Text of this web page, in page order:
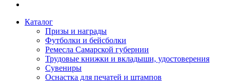
Каталог
Призы и награды
Футболки и бейсболки
Ремесла Самарской губернии
Трудовые книжки и вкладыши, удостоверения
Сувениры
Оснастка для печатей и штампов